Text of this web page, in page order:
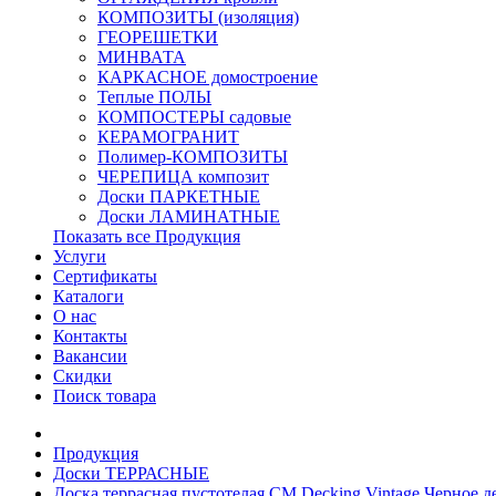
КОМПОЗИТЫ (изоляция)
ГЕОРЕШЕТКИ
МИНВАТА
КАРКАСНОЕ домостроение
Теплые ПОЛЫ
КОМПОСТЕРЫ садовые
КЕРАМОГРАНИТ
Полимер-КОМПОЗИТЫ
ЧЕРЕПИЦА композит
Доски ПАРКЕТНЫЕ
Доски ЛАМИНАТНЫЕ
Показать все Продукция
Услуги
Сертификаты
Каталоги
О нас
Контакты
Вакансии
Скидки
Поиск товара
Продукция
Доски ТЕРРАСНЫЕ